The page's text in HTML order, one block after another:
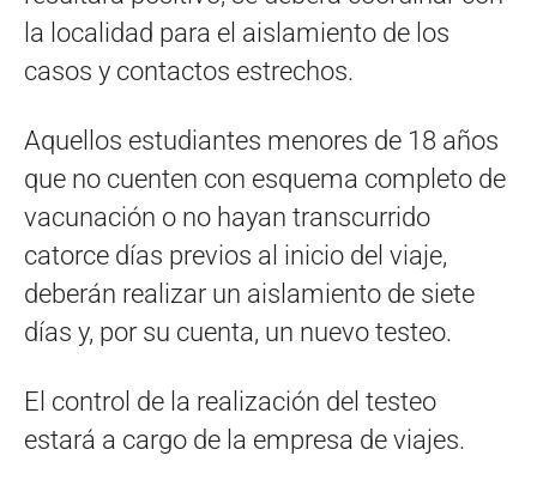
la localidad para el aislamiento de los
casos y contactos estrechos.
Aquellos estudiantes menores de 18 años
que no cuenten con esquema completo de
vacunación o no hayan transcurrido
catorce días previos al inicio del viaje,
deberán realizar un aislamiento de siete
días y, por su cuenta, un nuevo testeo.
El control de la realización del testeo
estará a cargo de la empresa de viajes.